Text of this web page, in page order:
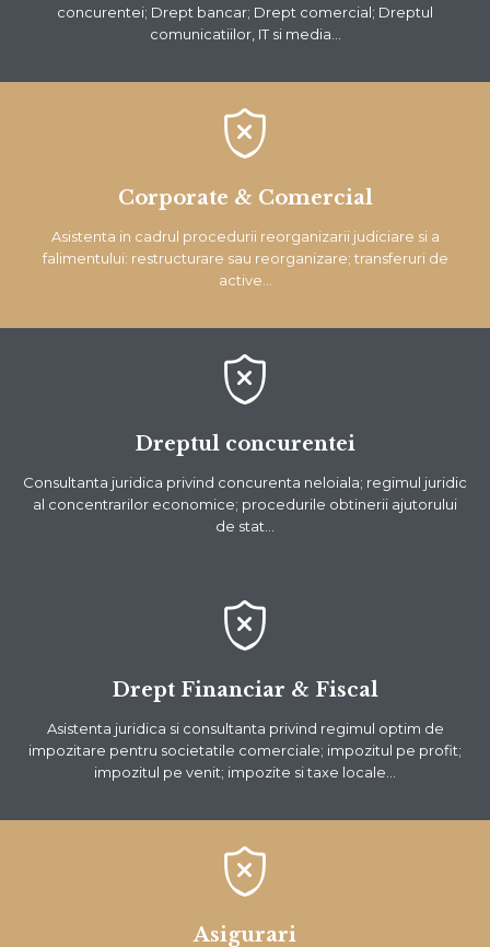
concurentei; Drept bancar; Drept comercial; Dreptul
comunicatiilor, IT si media…

Corporate & Comercial
Asistenta in cadrul procedurii reorganizarii judiciare si a
falimentului: restructurare sau reorganizare; transferuri de
active…

Dreptul concurentei
Consultanta juridica privind concurenta neloiala; regimul juridic
al concentrarilor economice; procedurile obtinerii ajutorului
de stat…

Drept Financiar & Fiscal
Asistenta juridica si consultanta privind regimul optim de
impozitare pentru societatile comerciale; impozitul pe profit;
impozitul pe venit; impozite si taxe locale…

Asigurari